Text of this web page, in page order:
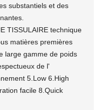
substantiels et des
TISSULAIRE technique
matières premières
large gamme de poids
de l'
5.Low 6.High
facile 8.Quick